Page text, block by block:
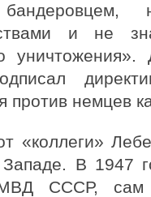
и не
против немцев
«коллеги»
Западе. В 1947
СССР, сам